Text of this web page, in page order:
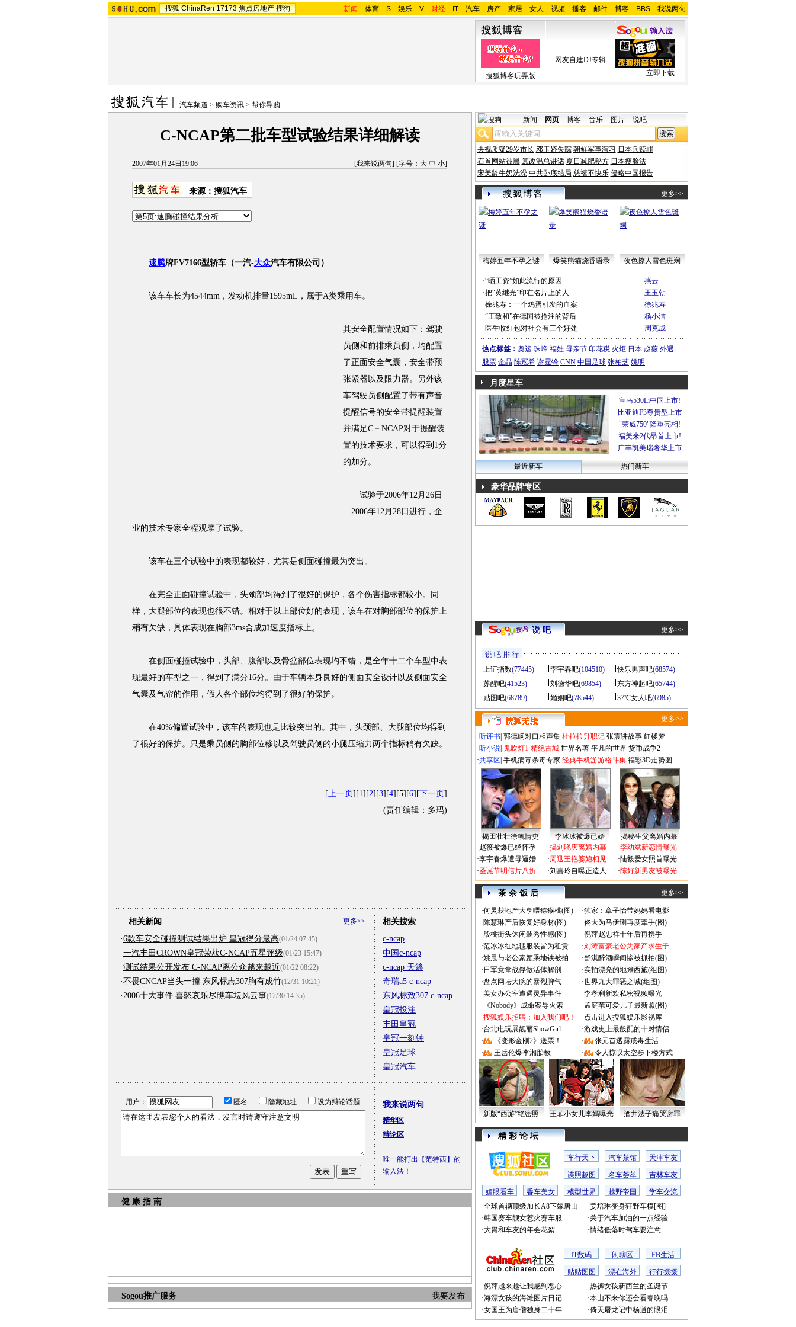
搜狐 ChinaRen 17173 焦点房地产 搜狗 新闻 - 体育 - S - 娱乐 - V - 财经 - IT - 汽车 - 房产 - 家居 - 女人 - 视频 - 播客 - 邮件 - 博客 - BBS - 我说两句
搜狐博客玩弄版
网友自建DJ专辑
立即下载
汽车频道 > 购车资讯 > 帮你导购
C-NCAP第二批车型试验结果详细解读
2007年01月24日19:06 [我来说两句] [字号： 大 中 小]
来源：搜狐汽车
速腾牌FV7166型轿车（一汽-大众汽车有限公司）
该车车长为4544mm，发动机排量1595mL，属于A类乘用车。
其安全配置情况如下：驾驶
员侧和前排乘员侧，均配置
了正面安全气囊，安全带预
张紧器以及限力器。另外该
车驾驶员侧配置了带有声音
提醒信号的安全带提醒装置
并满足C－NCAP对于提醒装
置的技术要求，可以得到1分
的加分。
试验于2006年12月26日
—2006年12月28日进行，企
业的技术专家全程观摩了试验。
该车在三个试验中的表现都较好，尤其是侧面碰撞最为突出。
在完全正面碰撞试验中，头颈部均得到了很好的保护，各个伤害指标都较小。同
样，大腿部位的表现也很不错。相对于以上部位好的表现，该车在对胸部部位的保护上
稍有欠缺，具体表现在胸部3ms合成加速度指标上。
在侧面碰撞试验中，头部、腹部以及骨盆部位表现均不错，是全年十二个车型中表
现最好的车型之一，得到了满分16分。由于车辆本身良好的侧面安全设计以及侧面安全
气囊及气帘的作用，假人各个部位均得到了很好的保护。
在40%偏置试验中，该车的表现也是比较突出的。其中，头颈部、大腿部位均得到
了很好的保护。只是乘员侧的胸部位移以及驾驶员侧的小腿压缩力两个指标稍有欠缺。
[上一页][1][2][3][4][5][6][下一页]
(责任编辑：多玛)
更多>>
相关新闻
·6款车安全碰撞测试结果出炉 皇冠得分最高(01/24 07:45)
·一汽丰田CROWN皇冠荣获C-NCAP五星评级(01/23 15:47)
·测试结果公开发布 C-NCAP离公众越来越近(01/22 08:22)
·不畏CNCAP当头一撞 东风标志307胸有成竹(12/31 10:21)
·2006十大事件 喜怒哀乐尽瞧车坛风云事(12/30 14:35)
相关搜索
c-ncap
中国c-ncap
c-ncap 天籁
奇瑞a5 c-ncap
东风标致307 c-ncap
皇冠投注
丰田皇冠
皇冠一刻钟
皇冠足球
皇冠汽车
用户： 匿名 隐藏地址 设为辩论话题 我来说两句
精华区
辩论区
唯一能打出【范特西】的
输入法！
健 康 指 南
我要发布
Sogou推广服务
新闻 网页 博客 音乐 图片 说吧
央视质疑29岁市长 邓玉娇失踪 朝鲜军事演习 日本兵赎罪
石首网站被黑 篡改温总讲话 夏日减肥秘方 日本瘦脸法
宋美龄牛奶洗澡 中共卧底结局 慈禧不快乐 侵略中国报告
更多>>
梅婷五年不孕之谜 爆笑熊猫烧香语录 夜色撩人雪色斑斓
·“晒工资”如此流行的原因
燕云
·把“黄继光”印在名片上的人
王玉朝
·徐兆寿：一个鸡蛋引发的血案
徐兆寿
·“王致和”在德国被抢注的背后
杨小洁
· 医生收红包对社会有三个好处 周克成
热点标签： 奥运 珠峰 福娃 母亲节 印花税 火炬 日本 赵薇 外遇
股票 金晶 陈冠希 谢霆锋 CNN 中国足球 张柏芝 姚明
月度星车
宝马530Li中国上市!
比亚迪F3尊贵型上市
"荣威750"隆重亮相!
福美来2代昂首上市!
广丰凯美瑞奢华上市
最近新车 热门新车
豪华品牌专区
说 吧 更多>>
说 吧 排 行
上证指数(77445) 李宇春吧(104510) 快乐男声吧(68574)
苏醒吧(41523) 刘德华吧(69854) 东方神起吧(65744)
贴图吧(68789) 婚姻吧(78544) 37℃女人吧(6985)
更多>>
·听评书 郭德纲对口相声集 杜拉拉升职记 张震讲故事 红楼梦
·听小说 鬼吹灯1-精绝古城 世界名著 平凡的世界 货币战争2
·共享区 手机病毒杀毒专家 经典手机游游格斗集 福彩3D走势图
揭田壮壮徐帆情史 李冰冰被爆已婚
揭秘生父离婚内幕
·赵薇被爆已经怀孕
·李宇春爆遭母逼婚
·圣诞节明信片八折
·揭刘晓庆离婚内幕
·周迅王艳婆媳相见
·刘嘉玲自曝正造人
·李幼斌新恋情曝光
·陆毅爱女照首曝光
·陈好新男友被曝光
茶 余 饭 后 更多>>
·何炅获地产大亨喂猕猴桃(图) ·独家：章子怡带妈妈看电影
·陈慧琳产后恢复好身材(图) ·佟大为马伊琍再度牵手(图)
·殷桃街头休闲装秀性感(图) ·倪萍赵忠祥十年后再携手
·范冰冰红地毯服装皆为租赁 ·刘涛富豪老公为家产求生子
·姚晨与老公素颜乘地铁被拍 ·舒淇醉酒瞬间惨被抓拍(图)
· 日军竟拿战俘做活体解剖 ·实拍漂亮的地摊西施(组图)
·盘点网坛大腕的暴烈脾气 ·世界九大罪恶之城(组图)
·美女办公室遭遇灵异事件 ·李孝利新欢私密视频曝光
· 《Nobody》成命案导火索 ·孟庭苇可爱儿子最新照(图)
·搜狐娱乐招聘：加入我们吧！ ·点击进入搜狐娱乐影视库
·台北电玩展靓丽ShowGirl ·游戏史上最般配的十对情侣
·
《变形金刚2》送票！ ·
张元首透露戒毒生活
·
王岳伦爆李湘胎教 · 令人惊叹太空步下楼方式
新版“西游”绝密照 王菲小女儿李嫣曝光 酒井法子痛哭谢罪
精 彩 论 坛
车行天下 汽车茶馆 天津车友
谍照趣图 名车荟萃 吉林车友
媚眼看车 香车美女 模型世界 越野帝国
学车交流
·全球首辆顶级加长A8下嫁唐山 ·姜培琳变身狂野车模[图]
·韩国赛车靓女惹火赛车服 ·关于汽车加油的一点经验
·大胃和车友的年会花絮 ·情绪低落时驾车要注意
IT数码 闲聊区 FB生活
贴贴图图 漂在海外
行行摄摄
·倪萍越来越让我感到恶心 ·热裤女孩新西兰的圣诞节
·海漂女孩的海滩图片日记 ·本山不来你还会看春晚吗
·女国王为唐僧独身二十年 ·倚天屠龙记中杨逍的眼泪